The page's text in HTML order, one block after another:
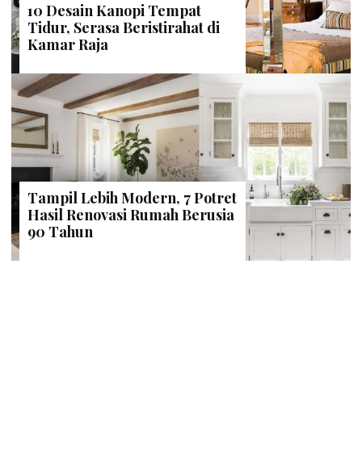
10 Desain Kanopi Tempat
Tidur, Serasa Beristirahat di
Kamar Raja
Tampil Lebih Modern, 7 Potret
Hasil Renovasi Rumah Berusia
90 Tahun